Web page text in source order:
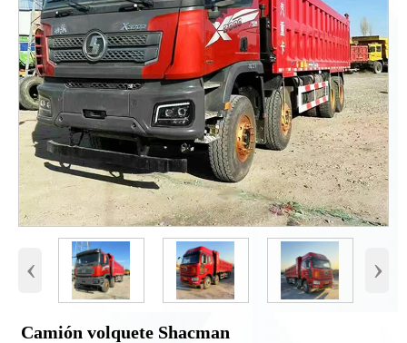
‹ ›
Camión volquete Shacman